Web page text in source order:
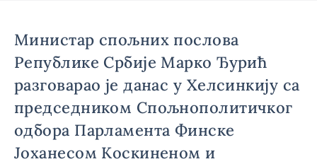
Министар спољних послова
Републике Србије Марко Ђурић
разговарао је данас у Хелсинкију са
председником Спољнополитичког
одбора Парламента Финске
Јоханесом Коскиненом и